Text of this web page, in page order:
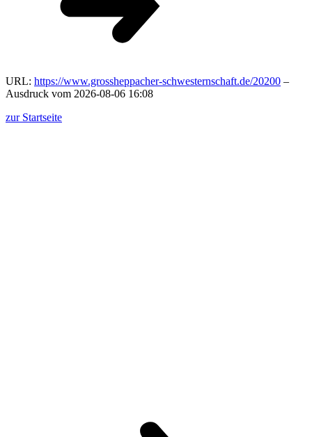
URL: https://www.grossheppacher-schwesternschaft.de/20200 –
Ausdruck vom 2026-08-06 16:08
zur Startseite